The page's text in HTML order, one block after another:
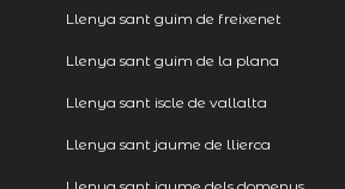
Llenya sant guim de freixenet
Llenya sant guim de la plana
Llenya sant iscle de vallalta
Llenya sant jaume de llierca